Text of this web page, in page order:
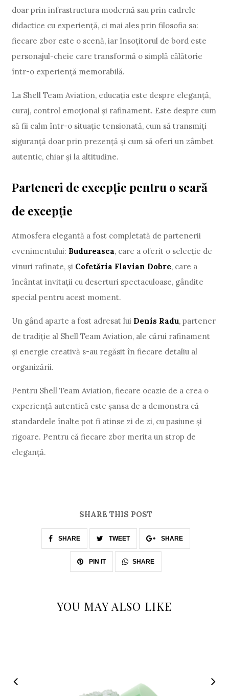
doar prin infrastructura modernă sau prin cadrele
didactice cu experiență, ci mai ales prin filosofia sa:
fiecare zbor este o scenă, iar însoțitorul de bord este
personajul-cheie care transformă o simplă călătorie
într-o experiență memorabilă.
La Shell Team Aviation, educația este despre eleganță,
curaj, control emoțional și rafinament. Este despre cum
să fii calm într-o situație tensionată, cum să transmiți
siguranță doar prin prezență și cum să oferi un zâmbet
autentic, chiar și la altitudine.
Parteneri de excepție pentru o seară
de excepție
Atmosfera elegantă a fost completată de partenerii
evenimentului: Budureasca, care a oferit o selecție de
vinuri rafinate, și Cofetăria Flavian Dobre, care a
încântat invitații cu deserturi spectaculoase, gândite
special pentru acest moment.
Un gând aparte a fost adresat lui Denis Radu, partener
de tradiție al Shell Team Aviation, ale cărui rafinament
și energie creativă s-au regăsit în fiecare detaliu al
organizării.
Pentru Shell Team Aviation, fiecare ocazie de a crea o
experiență autentică este șansa de a demonstra că
standardele înalte pot fi atinse zi de zi, cu pasiune și
rigoare. Pentru că fiecare zbor merita un strop de
eleganță.
SHARE THIS POST
SHARE TWEET SHARE
PIN IT SHARE
YOU MAY ALSO LIKE